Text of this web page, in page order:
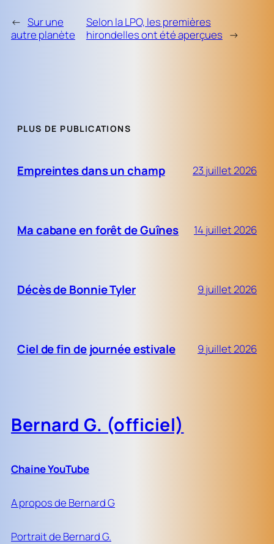
← Sur une
autre planète
Selon la LPO, les premières
hirondelles ont été aperçues →
PLUS DE PUBLICATIONS
Empreintes dans un champ 23 juillet 2026
Ma cabane en forêt de Guînes 14 juillet 2026
Décès de Bonnie Tyler 9 juillet 2026
Ciel de fin de journée estivale 9 juillet 2026
Bernard G. (officiel)
Chaine YouTube
A propos de Bernard G
Portrait de Bernard G.